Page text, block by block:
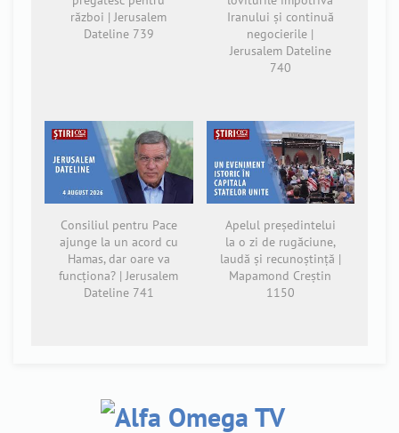
război | Jerusalem
Dateline 739
Iranului și continuă
negocierile |
Jerusalem Dateline
740
Consiliul pentru Pace
ajunge la un acord cu
Hamas, dar oare va
funcționa? | Jerusalem
Dateline 741
Apelul președintelui
la o zi de rugăciune,
laudă și recunoștință |
Mapamond Creștin
1150